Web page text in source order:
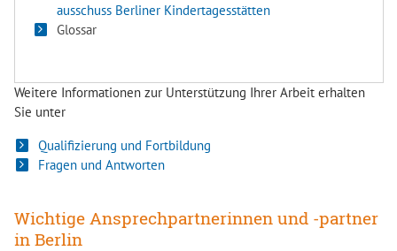
ausschuss Berliner Kindertagesstätten
Glossar
Weitere Informationen zur Unterstützung Ihrer Arbeit erhalten
Sie unter
Qualifizierung und Fortbildung
Fragen und Antworten
Wichtige Ansprechpartnerinnen und -partner
in Berlin